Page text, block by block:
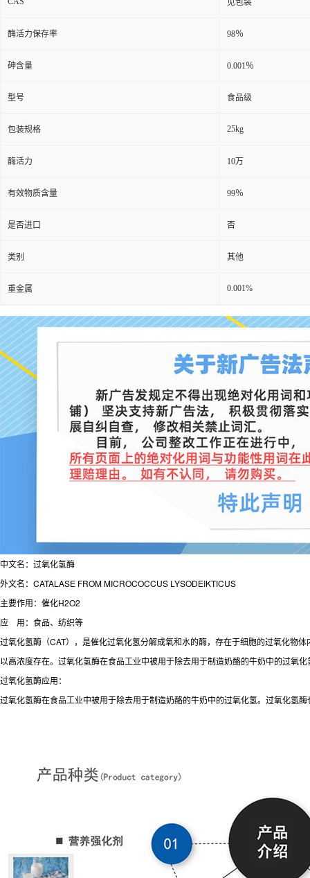
酶活力保存率 98％
砷含量 0.001％
型号 食品级
包装规格 25kg
酶活力 10万
有效物质含量 99％
是否进口 否
类别 其他
重金属 0.001%
中文名：过氧化氢酶
外文名：CATALASE FROM MICROCOCCUS LYSODEIKTICUS
主要作用：催化H2O2
应 用：食品、纺织等
过氧化氢酶（CAT），是催化过氧化氢分解成氧和水的酶，存在于细胞的过氧化物
以高浓度存在。过氧化氢酶在食品工业中被用于除去用于制造奶酪的牛奶中的过氧
过氧化氢酶应用：
过氧化氢酶在食品工业中被用于除去用于制造奶酪的牛奶中的过氧化氢。过氧化氢